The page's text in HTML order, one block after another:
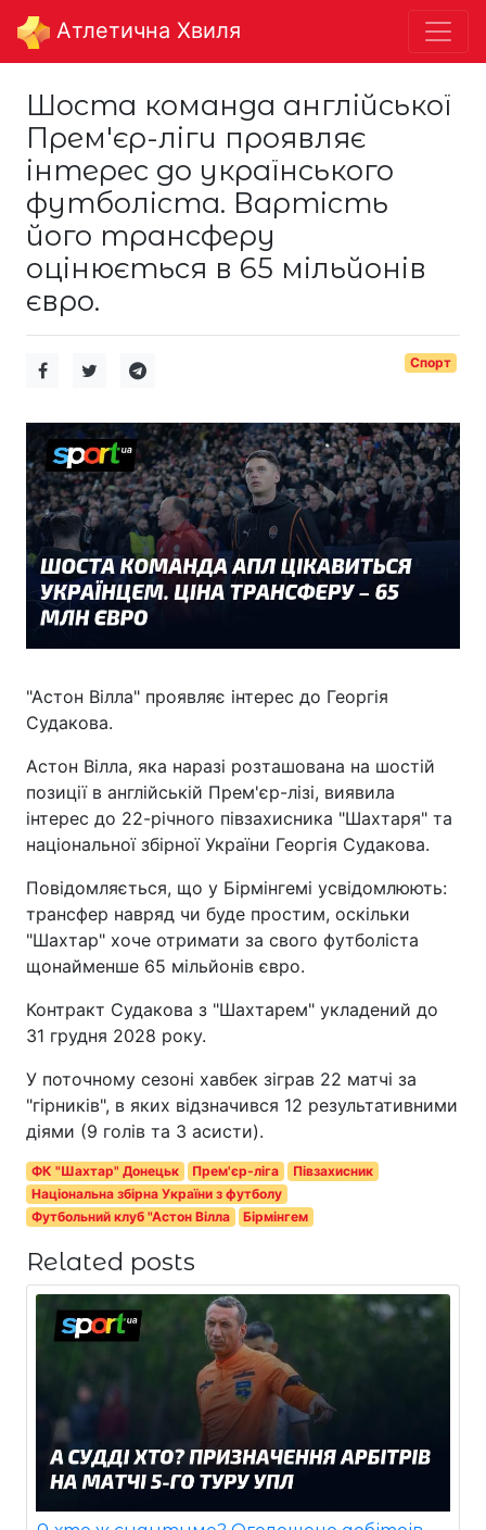
Aтлетична Хвиля
Шоста команда англійської
Прем'єр-ліги проявляє
інтерес до українського
футболіста. Вартість
його трансферу
оцінюється в 65 мільйонів
євро.
Спорт
"Астон Вілла" проявляє інтерес до Георгія
Судакова.
Астон Вілла, яка наразі розташована на шостій
позиції в англійській Прем'єр-лізі, виявила
інтерес до 22-річного півзахисника "Шахтаря" та
національної збірної України Георгія Судакова.
Повідомляється, що у Бірмінгемі усвідомлюють:
трансфер навряд чи буде простим, оскільки
"Шахтар" хоче отримати за свого футболіста
щонайменше 65 мільйонів євро.
Контракт Судакова з "Шахтарем" укладений до
31 грудня 2028 року.
У поточному сезоні хавбек зіграв 22 матчі за
"гірників", в яких відзначився 12 результативними
діями (9 голів та 3 асисти).
ФК "Шахтар" Донецьк Прем'єр-ліга
Півзахисник
Національна збірна України з футболу
Футбольний клуб "Астон Вілла
Бірмінгем
Related posts